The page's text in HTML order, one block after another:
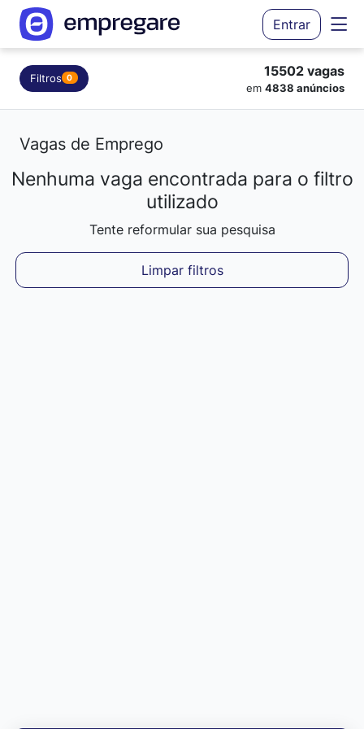
Entrar
Filtros 0 15502 vagas
em 4838 anúncios
Vagas de Emprego
Nenhuma vaga encontrada para o filtro
utilizado
Tente reformular sua pesquisa
Limpar filtros